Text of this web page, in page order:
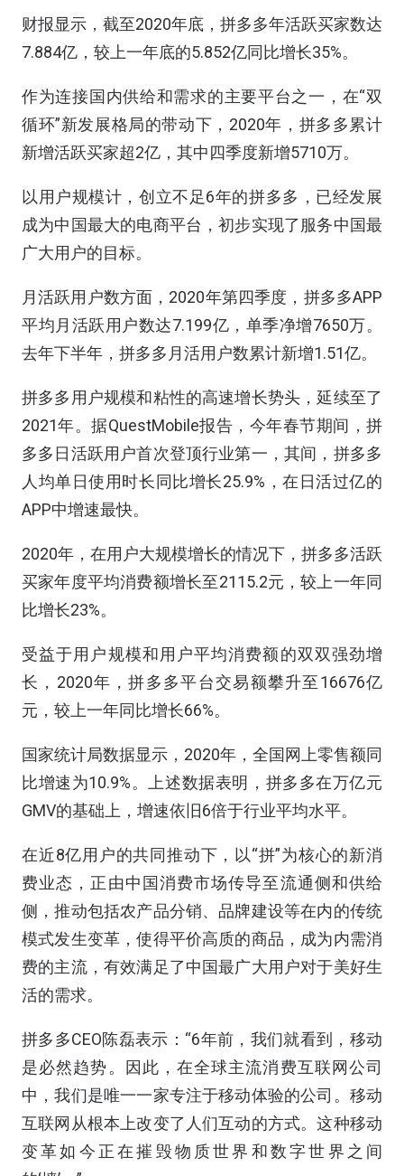
财报显示，截至2020年底，拼多多年活跃买家数达
7.884亿，较上一年底的5.852亿同比增长35%。
作为连接国内供给和需求的主要平台之一，在“双
循环”新发展格局的带动下，2020年，拼多多累计
新增活跃买家超2亿，其中四季度新增5710万。
以用户规模计，创立不足6年的拼多多，已经发展
成为中国最大的电商平台，初步实现了服务中国最
广大用户的目标。
月活跃用户数方面，2020年第四季度，拼多多APP
平均月活跃用户数达7.199亿，单季净增7650万。
去年下半年，拼多多月活用户数累计新增1.51亿。
拼多多用户规模和粘性的高速增长势头，延续至了
2021年。据QuestMobile报告，今年春节期间，拼
多多日活跃用户首次登顶行业第一，其间，拼多多
人均单日使用时长同比增长25.9%，在日活过亿的
APP中增速最快。
2020年，在用户大规模增长的情况下，拼多多活跃
买家年度平均消费额增长至2115.2元，较上一年同
比增长23%。
受益于用户规模和用户平均消费额的双双强劲增
长，2020年，拼多多平台交易额攀升至16676亿
元，较上一年同比增长66%。
国家统计局数据显示，2020年，全国网上零售额同
比增速为10.9%。上述数据表明，拼多多在万亿元
GMV的基础上，增速依旧6倍于行业平均水平。
在近8亿用户的共同推动下，以“拼”为核心的新消
费业态，正由中国消费市场传导至流通侧和供给
侧，推动包括农产品分销、品牌建设等在内的传统
模式发生变革，使得平价高质的商品，成为内需消
费的主流，有效满足了中国最广大用户对于美好生
活的需求。
拼多多CEO陈磊表示：“6年前，我们就看到，移动
是必然趋势。因此，在全球主流消费互联网公司
中，我们是唯一一家专注于移动体验的公司。移动
互联网从根本上改变了人们互动的方式。这种移动
变革如今正在摧毁物质世界和数字世界之间